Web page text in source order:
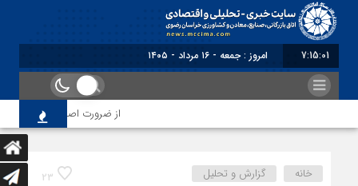
7:15:01 برابر با : Friday - 7 August - 2026
از ضرورت اصلاح رویه‌های
23 خانه گزارش و تحلیل